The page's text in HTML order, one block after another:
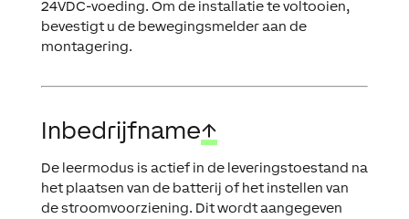
24VDC-voeding. Om de installatie te voltooien,
bevestigt u de bewegingsmelder aan de
montagering.
Inbedrijfname↑
De leermodus is actief in de leveringstoestand na
het plaatsen van de batterij of het instellen van
de stroomvoorziening. Dit wordt aangegeven